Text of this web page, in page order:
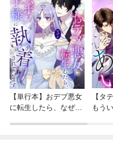
―ポートフォリオ化の影響、
独自のチャート作りに役立つ
的に使って利益を出すための
ジョン・スウィーニー（
あるシーファースト・バンキ
長。『テクニカル・アナリシ
ーズ』誌のテクニカルエディ
る。
【単行本】おデブ悪女
に転生したら、なぜか
【タ
もう